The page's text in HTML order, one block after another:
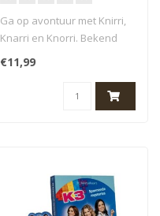
Ga op avontuur met Knirri,
Knarri en Knorri. Bekend
van de huidige theatertour
€11,99